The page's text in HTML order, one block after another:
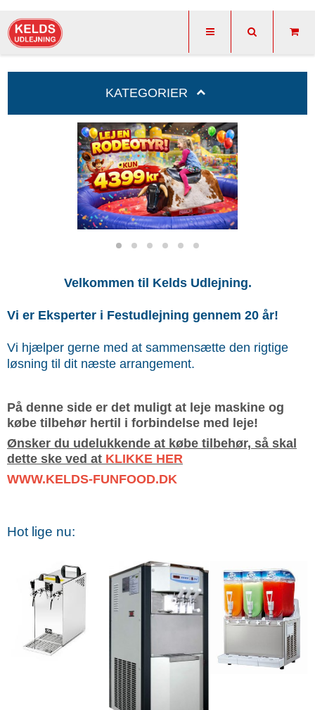
KATEGORIER
Velkommen til Kelds Udlejning.
Vi er Eksperter i Festudlejning gennem 20 år!
Vi hjælper gerne med at sammensætte den rigtige
løsning til dit næste arrangement.
På denne side er det muligt at leje maskine og
købe tilbehør hertil i forbindelse med leje!
Ønsker du udelukkende at købe tilbehør, så skal
dette ske ved at KLIKKE HER
WWW.KELDS-FUNFOOD.DK
Hot lige nu: